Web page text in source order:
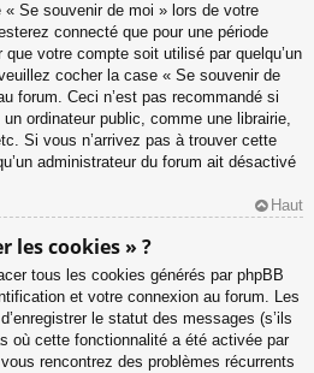
Se souvenir de moi » lors de votre
connecté que pour une période
que votre compte soit utilisé par quelqu’un
cocher la case « Se souvenir de
forum. Ceci n’est pas recommandé si
ordinateur public, comme une librairie,
Si vous n’arrivez pas à trouver cette
administrateur du forum ait désactivé
Haut
les cookies » ?
tous les cookies générés par phpBB
et votre connexion au forum. Les
le statut des messages (s’ils
où cette fonctionnalité a été activée par
rencontrez des problèmes récurrents